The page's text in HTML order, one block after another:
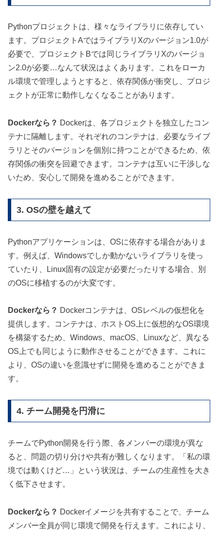
Pythonプロジェクトは、様々なライブラリに依存してい
ます。プロジェクトAではライブラリXのバージョン1.0が
必要で、プロジェクトBでは同じライブラリXのバージョ
ン2.0が必要…なんて状況はよくあります。これをローカ
ル環境で管理しようとすると、依存関係が衝突し、プロジ
ェクトが正常に動作しなくなることがあります。
Dockerなら？ Dockerは、各プロジェクトを独立したコン
テナに隔離します。それぞれのコンテナは、必要なライブ
ラリとそのバージョンを個別に持つことができるため、依
存関係の衝突を回避できます。コンテナは互いに干渉しな
いため、安心して開発を進めることができます。
3. OSの壁を越えて
Pythonアプリケーションは、OSに依存する場合がありま
す。例えば、Windowsでしか動かないライブラリを使っ
ていたり、Linux固有の設定が必要だったりする場合、別
のOSに移植するのが大変です。
Dockerなら？ Dockerコンテナは、OSレベルの仮想化を
提供します。コンテナは、ホストOS上に仮想的なOS環境
を構築するため、Windows、macOS、Linuxなど、異なる
OS上でも同じように動作させることができます。これに
より、OSの違いを意識せずに開発を進めることができま
す。
4. チーム開発を円滑に
チームでPython開発を行う際、各メンバーの環境が異な
ると、問題の切り分けや共有が難しくなります。「私の環
境では動くけど…」という状況は、チームの生産性を大き
く低下させます。
Dockerなら？ Dockerイメージを共有することで、チーム
メンバー全員が同じ環境で開発を行えます。これにより、